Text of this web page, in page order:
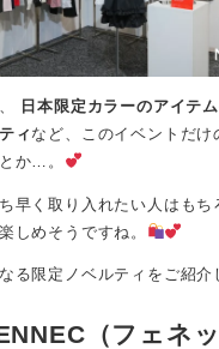
日本限定カラーのアイテム
ィ など、このイベントだけ
か…。
早く取り入れたい人はもち
しめそうですね。
る限定ノベルティをご紹介
（フェネ